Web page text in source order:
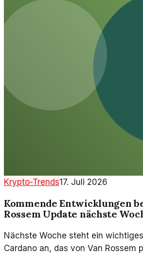
Krypto-Trends17. Juli 2026
Kommende Entwicklungen
Rossem Update nächste
Nächste Woche steht ein
Cardano an, das von Van Rossem